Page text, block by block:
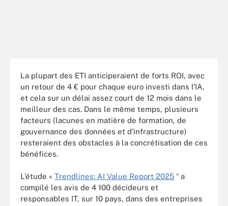
La plupart des ETI anticiperaient de forts ROI, avec
un retour de 4 € pour chaque euro investi dans l’IA,
et cela sur un délai assez court de 12 mois dans le
meilleur des cas. Dans le même temps, plusieurs
facteurs (lacunes en matière de formation, de
gouvernance des données et d’infrastructure)
resteraient des obstacles à la concrétisation de ces
bénéfices.
L’étude « Trendlines: AI Value Report 2025 » a
compilé les avis de 4 100 décideurs et
responsables IT, sur 10 pays, dans des entreprises